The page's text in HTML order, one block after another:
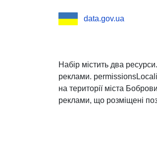
дата
data.gov.ua
Набір містить два
реклами.
на території міста
реклами, що розміщені